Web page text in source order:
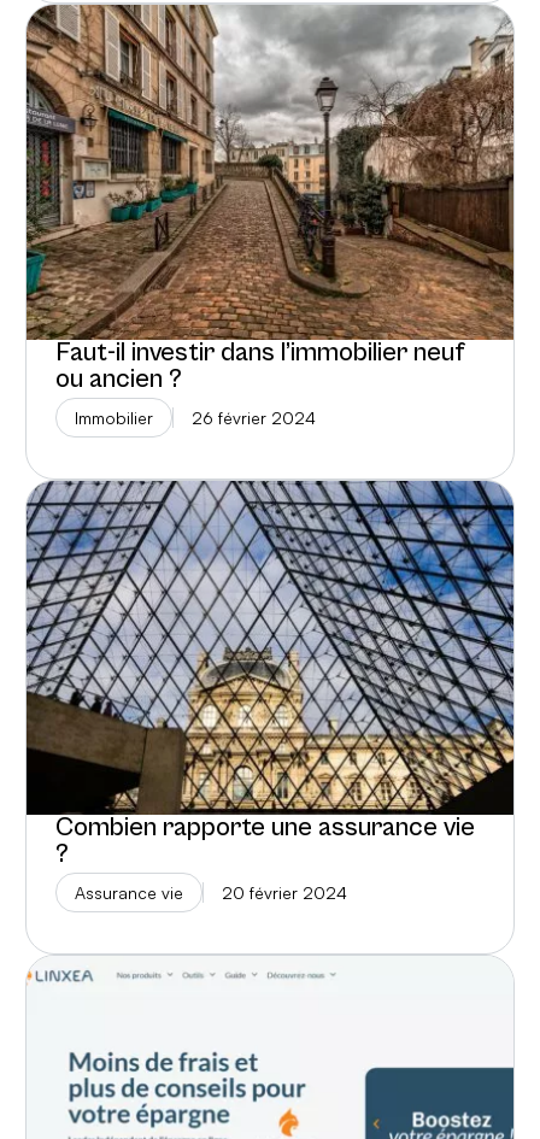
Faut-il investir dans l’immobilier neuf
ou ancien ?
Immobilier 26 février 2024
Combien rapporte une assurance vie
?
Assurance vie 20 février 2024